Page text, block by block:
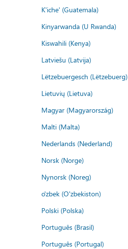
K'iche' (Guatemala)
Kinyarwanda (U Rwanda)
Kiswahili (Kenya)
Latviešu (Latvija)
Lëtzebuergesch (Lëtzebuerg)
Lietuvių (Lietuva)
Magyar (Magyarország)
Malti (Malta)
Nederlands (Nederland)
Norsk (Norge)
Nynorsk (Noreg)
o'zbek (O'zbekiston)
Polski (Polska)
Português (Brasil)
Português (Portugal)